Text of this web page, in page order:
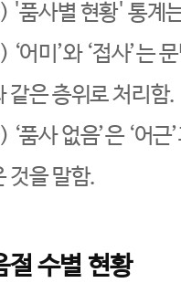
'품사별 현황' 통계
‘어미’와 ‘접사’는
같은 층위로 처리함.
‘품사 없음’은 ‘어
것을 말함.
절 수별 현황